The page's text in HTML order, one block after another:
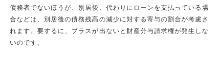
債務者でないほうが、別居後、代わりにローンを支払っている場
合などは、別居後の債務残高の減少に対する寄与の割合が考慮さ
れます。要するに、プラスが出ないと財産分与請求権が発生しな
いのです。